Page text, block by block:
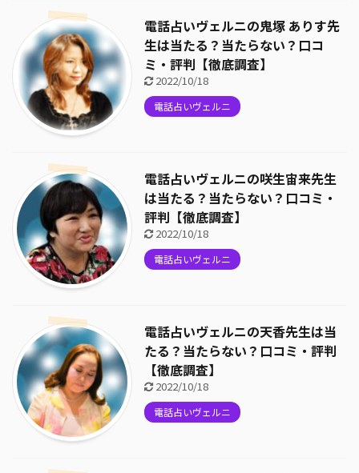
電話占いヴェルニの鬼塚 ありす先
生は当たる？当たらない？口コ
ミ・評判【徹底調査】
2022/10/18
電話占いヴェルニ
電話占いヴェルニの咲生宙来先生
は当たる？当たらない？口コミ・
評判【徹底調査】
2022/10/18
電話占いヴェルニ
電話占いヴェルニの天香先生は当
たる？当たらない？口コミ・評判
【徹底調査】
2022/10/18
電話占いヴェルニ